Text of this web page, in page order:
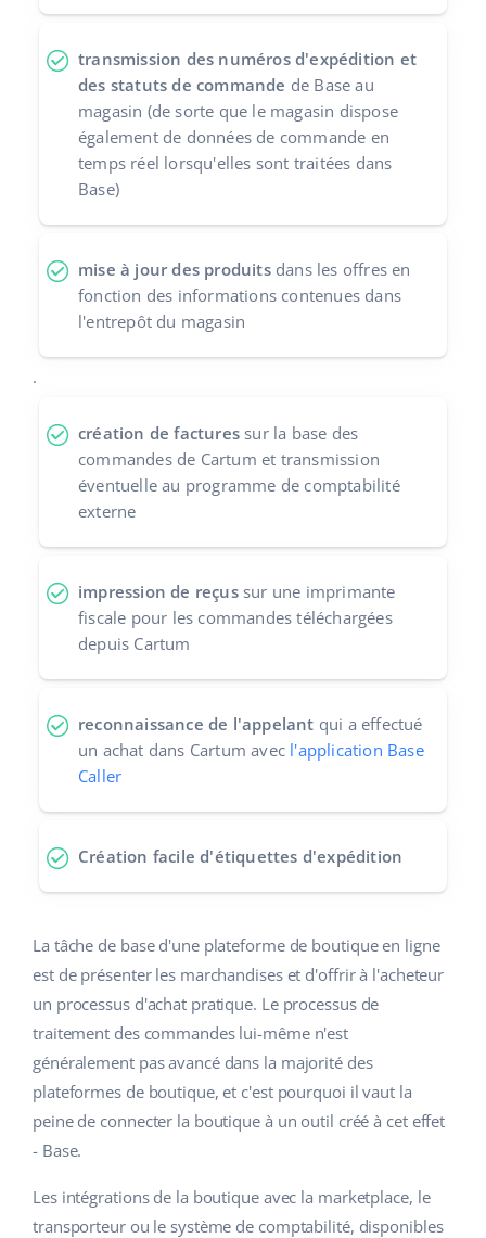
transmission des numéros d'expédition et
des statuts de commande de Base au
magasin (de sorte que le magasin dispose
également de données de commande en
temps réel lorsqu'elles sont traitées dans
Base)
mise à jour des produitsdans les offres en
fonction des informations contenues dans
l'entrepôt du magasin
.
création de factures sur la base des
commandes de Cartum et transmission
éventuelle au programme de comptabilité
externe
impression de reçussur une imprimante
fiscale pour les commandes téléchargées
depuis Cartum
reconnaissance de l'appelant qui a effectué
un achat dans Cartum avec l'application Base
Caller
Création facile d'étiquettes d'expédition
La tâche de base d'une plateforme de boutique en ligne
est de présenter les marchandises et d'offrir à l'acheteur
un processus d'achat pratique. Le processus de
traitement des commandes lui-même n'est
généralement pas avancé dans la majorité des
plateformes de boutique, et c'est pourquoi il vaut la
peine de connecter la boutique à un outil créé à cet effet
- Base.
Les intégrations de la boutique avec la marketplace, le
transporteur ou le système de comptabilité, disponibles